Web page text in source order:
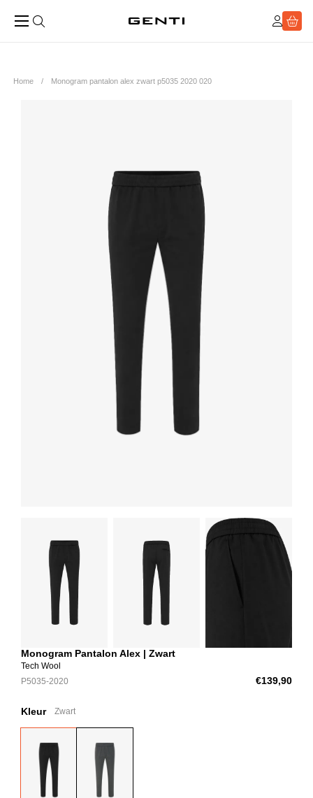
Home Monogram pantalon alex zwart p5035 2020 020
Monogram Pantalon Alex | Zwart
Tech Wool
P5035-2020
€139,90
Kleur Zwart